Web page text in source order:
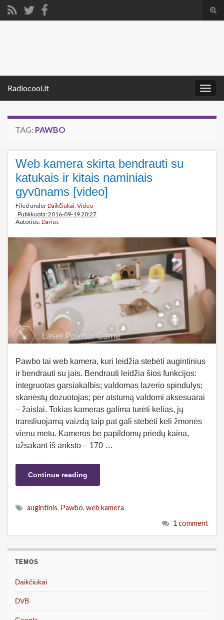
Radiocool.lt
TAG: PAWBO
Web kamera skirta bendrauti su
katukais ir kitais naminiais
gyvūnams [video]
Filed underDaikčiukai, Video
Publikuota: 2016-09-19 20:27
Autorius:Darius
Pawbo tai web kamera, kuri leidžia stebėti augintinius
ir bendrauti su jais. Bendrauti leidžia šios funkcijos:
integruotas garsiakalbis; valdomas lazerio spindulys;
skanėstų dozuotojas; per atstumą valdomi aksesuarai
– žaislai. Tokias kameras galima turėti kelias, jų
transliuojamą vaizdą taip pat gali stebėti keli žmonės
vienu metu. Kameros be papildomų priedų kaina,
užsakant iš anksto – 170 …
Continue reading
augintinis, Pawbo, web kamera
1 comment
TEMOS
Daikčiukai
DVB